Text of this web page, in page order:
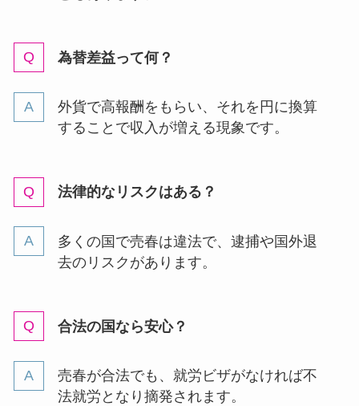
為替差益って何？
外貨で高報酬をもらい、それを円に換算
することで収入が増える現象です。
法律的なリスクはある？
多くの国で売春は違法で、逮捕や国外退
去のリスクがあります。
合法の国なら安心？
売春が合法でも、就労ビザがなければ不
法就労となり摘発されます。